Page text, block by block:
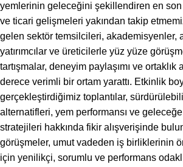
yemlerinin geleceğini şekillendiren en
ve ticari gelişmeleri yakından takip
gelen sektör temsilcileri, akademisyenler,
yatırımcılar ve üreticilerle yüz yüze
tartışmalar, deneyim paylaşımı ve ortaklık
derece verimli bir ortam yarattı. Etkinlik
gerçekleştirdiğimiz toplantılar,
alternatifleri, yem performansı ve
stratejileri hakkında fikir alışverişinde
görüşmeler, umut vadeden iş birliklerinin
için yenilikçi, sorumlu ve performans